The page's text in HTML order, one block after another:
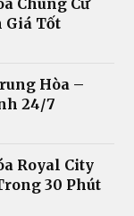
Giá Tốt
Hòa –
24/7
Royal City
30 Phút